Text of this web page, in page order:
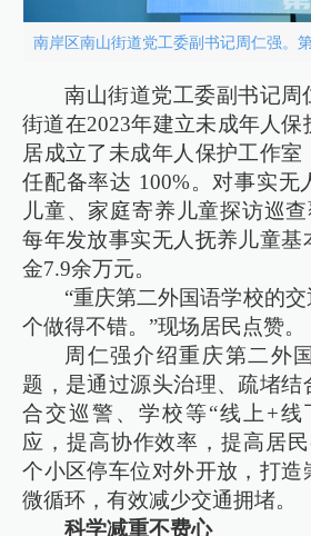
南岸区南山街道党工委副书记周仁强。
南山街道党工委副书记周
街道在2023年建立未成年人保
居成立了未成年人保护工作室
任配备率达 100%。对事实无
儿童、家庭寄养儿童探访巡查
每年发放事实无人抚养儿童基
金7.9余万元。
“重庆第二外国语学校的
个做得不错。”现场居民点赞。
周仁强介绍重庆第二外
题，是通过源头治理、疏堵结
合交巡警、学校等“线上+线
应，提高协作效率，提高居
个小区停车位对外开放，打造
微循环，有效减少交通拥堵。
科学减重不费心